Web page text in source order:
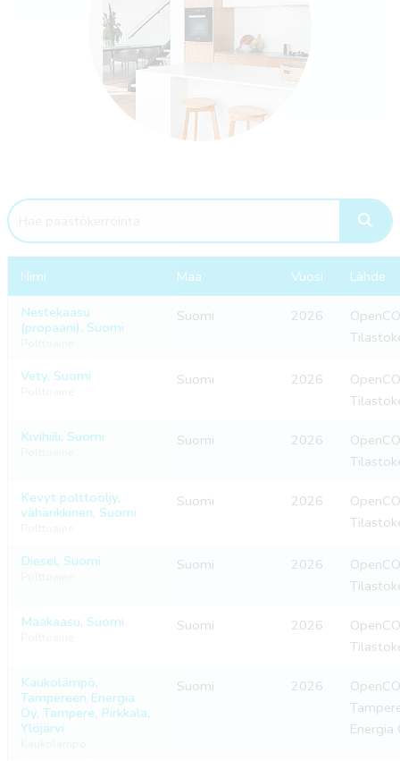
Nimi Maa Vuosi
Lähde
Nestekaasu
(propaani), Suomi
Suomi 2026
Vety, Suomi Suomi 2026
Kivihiili, Suomi
Suomi 2026
Kevyt polttoöljy,
vähärikkinen, Suomi
Suomi 2026
Diesel, Suomi Suomi 2026
Maakaasu, Suomi
Suomi 2026
Kaukolämpö,
Tampereen Energia
Oy, Tampere, Pirkkala,
Ylöjärvi
Suomi 2026
Energia